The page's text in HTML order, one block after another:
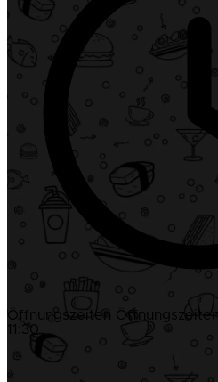
Öffnungszeiten Öffnungszeiten
11:30